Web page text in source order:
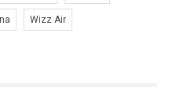
Wizz Air